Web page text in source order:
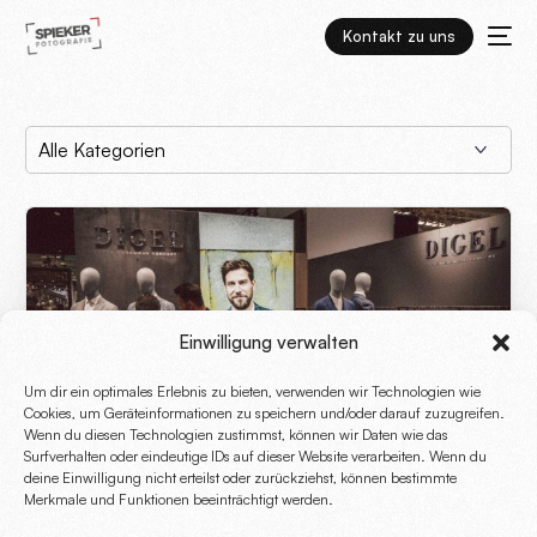
Einwilligung verwalten
Um dir ein optimales Erlebnis zu bieten, verwenden wir Technologien wie
Cookies, um Geräteinformationen zu speichern und/oder darauf zuzugreifen.
Wenn du diesen Technologien zustimmst, können wir Daten wie das
Surfverhalten oder eindeutige IDs auf dieser Website verarbeiten. Wenn du
deine Einwilligung nicht erteilst oder zurückziehst, können bestimmte
Merkmale und Funktionen beeinträchtigt werden.
Kontakt zu uns